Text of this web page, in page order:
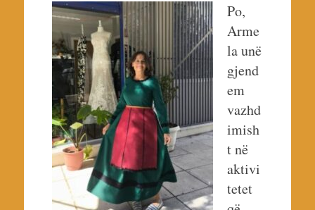
Po,
Arme
la unë
gjend
em
vazhd
imish
t në
aktivi
tetet